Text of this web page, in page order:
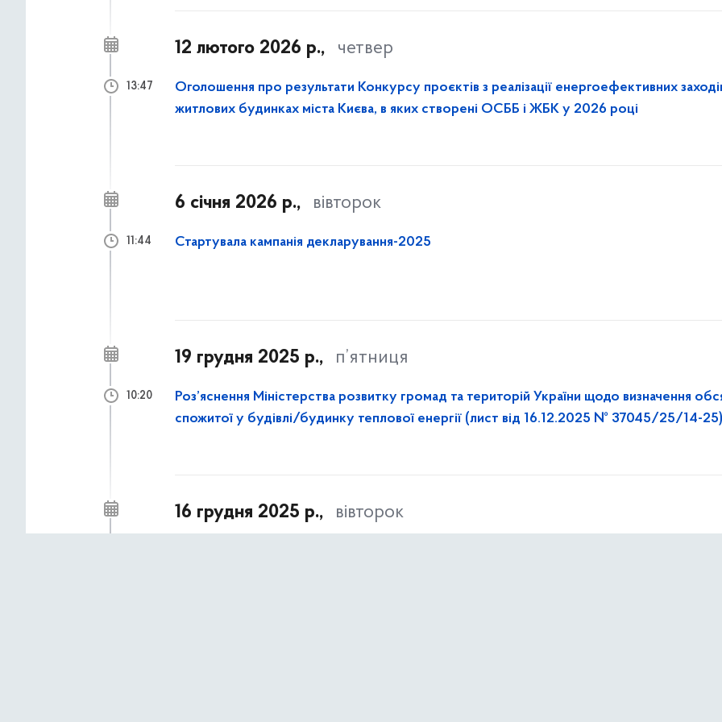
12 лютого 2026 р., четвер
Оголошення про результати Конкурсу проєктів з реалізації енергоефективних
житлових будинках міста Києва, в яких створені ОСББ і ЖБК у 2026 році
13:47
6 січня 2026 р., вівторок
Стартувала кампанія декларування-2025
11:44
19 грудня 2025 р., п’ятниця
Роз’яснення Міністерства розвитку громад та територій України щодо визначення
спожитої у будівлі/будинку теплової енергії (лист від 16.12.2025 № 37045/25/14-
10:20
16 грудня 2025 р., вівторок